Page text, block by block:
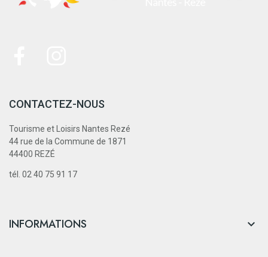
CONTACTEZ-NOUS
Tourisme et Loisirs Nantes Rezé
44 rue de la Commune de 1871
44400 REZÉ
tél. 02 40 75 91 17
INFORMATIONS 